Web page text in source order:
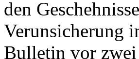
den
Verunsicherung
Bulletin vor